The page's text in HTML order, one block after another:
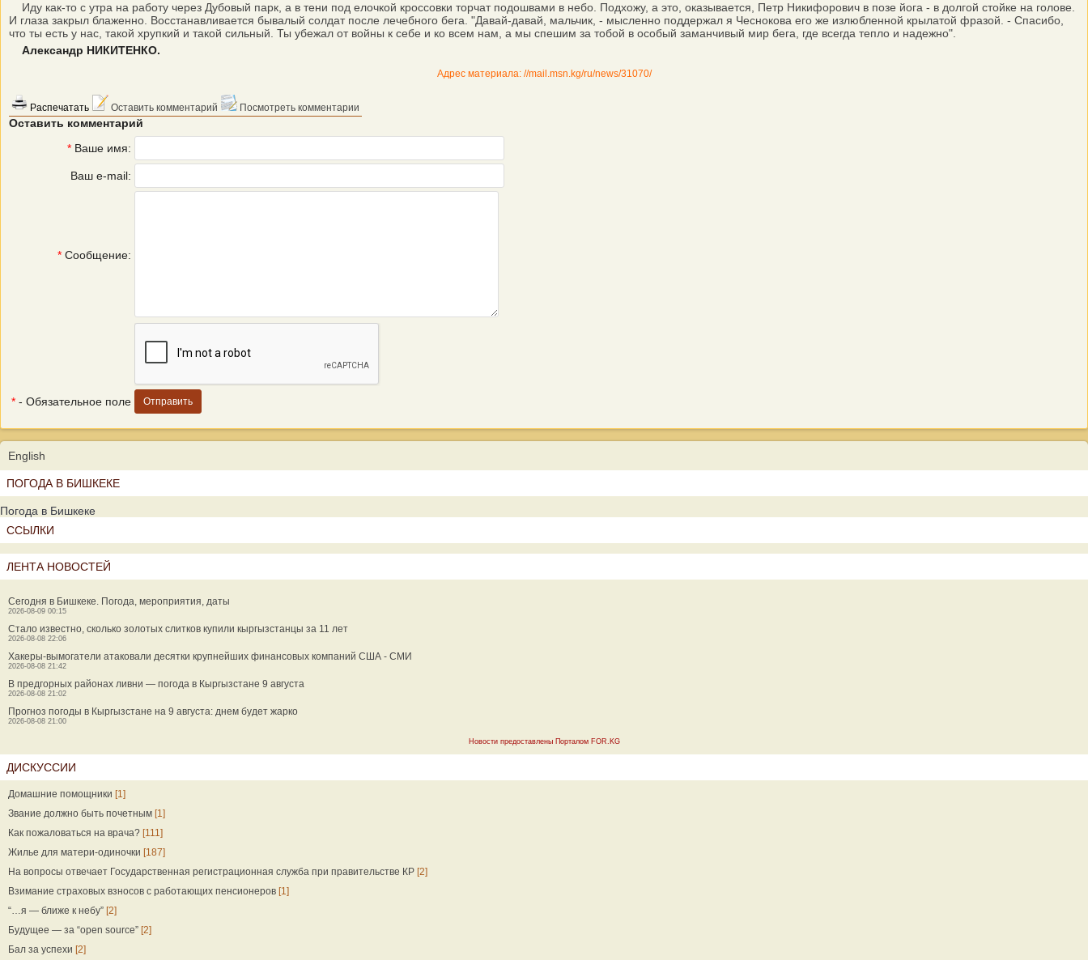
Иду как-то с утра на работу через Дубовый парк, а в тени под елочкой кроссовки торчат подошвами в небо. Подхожу, а это, оказывается, Петр Никифорович в позе йога - в долгой стойке на голове.
И глаза закрыл блаженно. Восстанавливается бывалый солдат после лечебного бега. "Давай-давай, мальчик, - мысленно поддержал я Чеснокова его же излюбленной крылатой фразой. - Спасибо,
что ты есть у нас, такой хрупкий и такой сильный. Ты убежал от войны к себе и ко всем нам, а мы спешим за тобой в особый заманчивый мир бега, где всегда тепло и надежно".
Александр НИКИТЕНКО.
Адрес материала: //mail.msn.kg/ru/news/31070/
Распечатать Оставить комментарий Посмотреть комментарии
Оставить комментарий
* Ваше имя:
Ваш e-mail:
* Сообщение:
* - Обязательное поле
English
ПОГОДА В БИШКЕКЕ
Погода в Бишкеке
ССЫЛКИ
ЛЕНТА НОВОСТЕЙ
Сегодня в Бишкеке. Погода, мероприятия, даты
2026-08-09 00:15
Стало известно, сколько золотых слитков купили кыргызстанцы за 11 лет
2026-08-08 22:06
Хакеры-вымогатели атаковали десятки крупнейших финансовых компаний США - СМИ
2026-08-08 21:42
В предгорных районах ливни — погода в Кыргызстане 9 августа
2026-08-08 21:02
Прогноз погоды в Кыргызстане на 9 августа: днем будет жарко
2026-08-08 21:00
Новости предоставлены Порталом FOR.KG
ДИСКУССИИ
Домашние помощники [1]
Звание должно быть почетным [1]
Как пожаловаться на врача? [111]
Жилье для матери-одиночки [187]
На вопросы отвечает Государственная регистрационная служба при правительстве КР [2]
Взимание страховых взносов с работающих пенсионеров [1]
“…я — ближе к небу” [2]
Будущее — за “open source” [2]
Бал за успехи [2]